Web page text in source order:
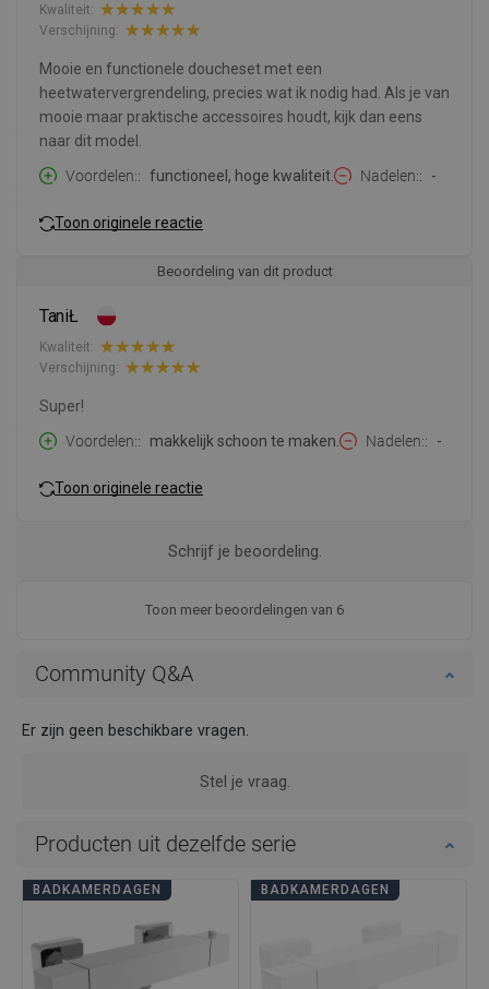
Kwaliteit:
Verschijning:
Mooie en functionele doucheset met een
heetwatervergrendeling, precies wat ik nodig had. Als je van
mooie maar praktische accessoires houdt, kijk dan eens
naar dit model.
Voordelen:
functioneel, hoge kwaliteit. Nadelen: -
Toon originele reactie
Beoordeling van dit product
TaniŁ
Kwaliteit:
Verschijning:
Super!
Voordelen:
makkelijk schoon te maken. Nadelen: -
Toon originele reactie
Toon meer beoordelingen van 6
Schrijf je beoordeling.
Community Q&A
Er zijn geen beschikbare vragen.
Stel je vraag.
Producten uit dezelfde serie
BADKAMERDAGEN BADKAMERDAGEN